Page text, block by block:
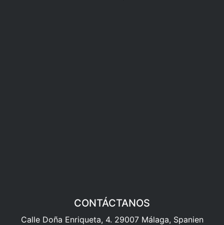
CONTÁCTANOS
Calle Doña Enriqueta, 4. 29007 Málaga, Spanien